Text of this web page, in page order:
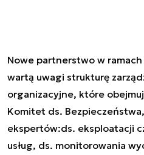
Nowe partnerstwo w
wartą uwagi strukturę
organizacyjne, które
Komitet ds.
ekspertów:ds. eksploatacji
usług, ds. monitorowania